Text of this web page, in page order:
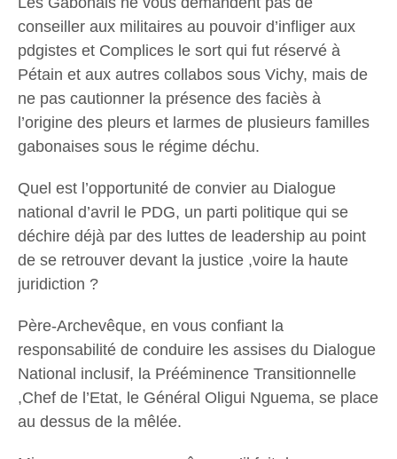
conseiller aux militaires au pouvoir d’infliger aux
pdgistes et Complices le sort qui fut réservé à
Pétain et aux autres collabos sous Vichy, mais de
ne pas cautionner la présence des faciès à
l’origine des pleurs et larmes de plusieurs familles
gabonaises sous le régime déchu.
Quel est l’opportunité de convier au Dialogue
national d’avril le PDG, un parti politique qui se
déchire déjà par des luttes de leadership au point
de se retrouver devant la justice ,voire la haute
juridiction ?
Père-Archevêque, en vous confiant la
responsabilité de conduire les assises du Dialogue
National inclusif, la Prééminence Transitionnelle
,Chef de l’Etat, le Général Oligui Nguema, se place
au dessus de la mêlée.